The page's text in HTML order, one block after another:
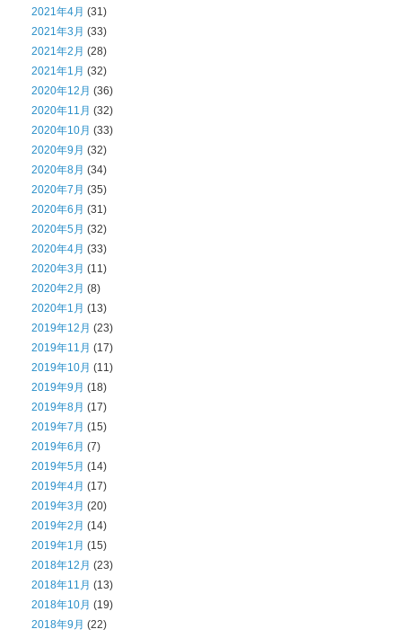
2021年4月 (31)
2021年3月 (33)
2021年2月 (28)
2021年1月 (32)
2020年12月 (36)
2020年11月 (32)
2020年10月 (33)
2020年9月 (32)
2020年8月 (34)
2020年7月 (35)
2020年6月 (31)
2020年5月 (32)
2020年4月 (33)
2020年3月 (11)
2020年2月 (8)
2020年1月 (13)
2019年12月 (23)
2019年11月 (17)
2019年10月 (11)
2019年9月 (18)
2019年8月 (17)
2019年7月 (15)
2019年6月 (7)
2019年5月 (14)
2019年4月 (17)
2019年3月 (20)
2019年2月 (14)
2019年1月 (15)
2018年12月 (23)
2018年11月 (13)
2018年10月 (19)
2018年9月 (22)